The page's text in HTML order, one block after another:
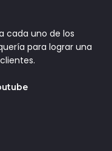
cada uno de los
para lograr una